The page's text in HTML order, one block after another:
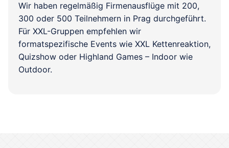
Wir haben regelmäßig Firmenausflüge mit 200,
300 oder 500 Teilnehmern in Prag durchgeführt.
Für XXL-Gruppen empfehlen wir
formatspezifische Events wie XXL Kettenreaktion,
Quizshow oder Highland Games – Indoor wie
Outdoor.